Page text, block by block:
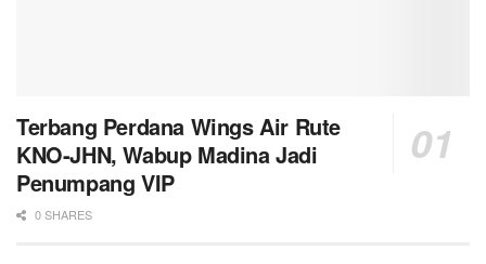
Terbang Perdana Wings Air Rute
KNO-JHN, Wabup Madina Jadi
Penumpang VIP
0 SHARES